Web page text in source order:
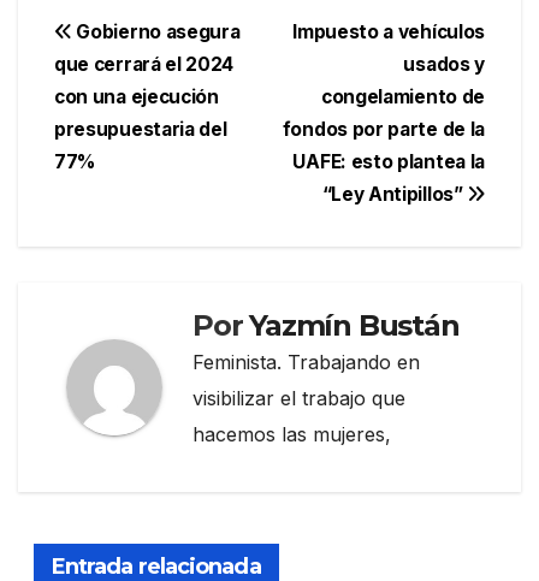
Navegación
de
entradas
Impuesto a vehículos
usados y
congelamiento de
fondos por parte de la
UAFE: esto plantea la
“Ley Antipillos”
Gobierno asegura
que cerrará el 2024
con una ejecución
presupuestaria del
77%
PorYazmín Bustán
Feminista. Trabajando en
visibilizar el trabajo que
hacemos las mujeres,
Entrada relacionada